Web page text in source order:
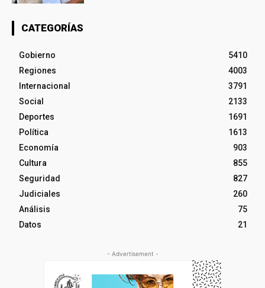
CATEGORÍAS
Gobierno
5410
Regiones
4003
Internacional
3791
Social
2133
Deportes
1691
Política
1613
Economía
903
Cultura
855
Seguridad
827
Judiciales
260
Análisis
75
Datos
21
- Advertisement -